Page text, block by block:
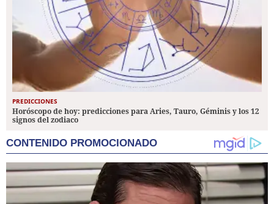
PREDICCIONES
Horóscopo de hoy: predicciones para Aries, Tauro, Géminis y los 12
signos del zodiaco
CONTENIDO PROMOCIONADO